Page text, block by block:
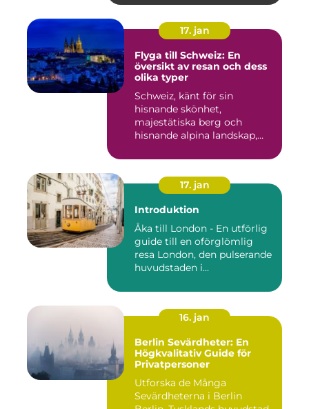
17. jan
Flyga till Schweiz: En
översikt av resan och dess
olika typer
Schweiz, känt för sin
hisnande skönhet,
majestätiska berg och
hisnande alpina landskap,
17. jan
Introduktion
Åka till London - En utförlig
guide till en oförglömlig
resa London, den pulserande
huvudstaden i...
16. jan
Berlin Sevärdheter: En
Högkvalitativ Guide för
Privatpersoner
Utforska de Många
Sevärdheterna i Berlin